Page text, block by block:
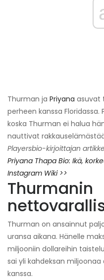
Thurman ja Priyana asuvat
perheen kanssa
koska Thurman ei halua
nauttivat
Playersbio-kirjoittajan
Priyana Thapa Bio: Ikä,
Instagram Wiki >>
Thurmanin
Thurman on ansainnut
uransa aikana. Hänelle
miljooniin dollareihin
sai yli kahdeksan
kanssa.